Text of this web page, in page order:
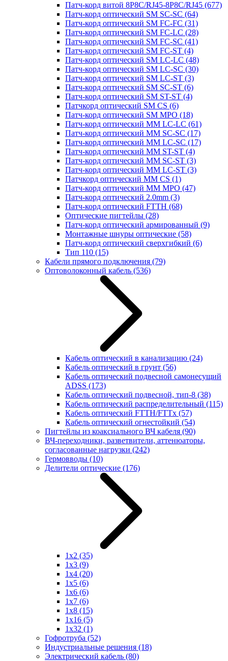
Патч-корд витой 8P8C/RJ45-8P8C/RJ45 (677)
Патч-корд оптический SM SC-SC (64)
Патч-корд оптический SM FC-FC (31)
Патч-корд оптический SM FC-LC (28)
Патч-корд оптический SM FC-SC (41)
Патч-корд оптический SM FC-ST (4)
Патч-корд оптический SM LC-LC (48)
Патч-корд оптический SM LC-SC (30)
Патч-корд оптический SM LC-ST (3)
Патч-корд оптический SM SC-ST (6)
Патч-корд оптический SM ST-ST (4)
Патчкорд оптический SM CS (6)
Патч-корд оптический SM MPO (18)
Патч-корд оптический MM LC-LC (61)
Патч-корд оптический MM SC-SC (17)
Патч-корд оптический MM LC-SC (17)
Патч-корд оптический MM ST-ST (4)
Патч-корд оптический MM SC-ST (3)
Патч-корд оптический MM LC-ST (3)
Патчкорд оптический MM CS (1)
Патч-корд оптический MM MPO (47)
Патч-корд оптический 2.0mm (3)
Патч-корд оптический FTTH (68)
Оптические пигтейлы (28)
Патч-корд оптический армированный (9)
Монтажные шнуры оптические (58)
Патч-корд оптический сверхгибкий (6)
Тип 110 (15)
Кабели прямого подключения (79)
Оптоволоконный кабель (536)
Кабель оптический в канализацию (24)
Кабель оптический в грунт (56)
Кабель оптический подвесной самонесущий
ADSS (173)
Кабель оптический подвесной, тип-8 (38)
Кабель оптический распределительный (115)
Кабель оптический FTTH/FTTx (57)
Кабель оптический огнестойкий (54)
Пигтейлы из коаксиального ВЧ кабеля (90)
ВЧ-переходники, разветвители, аттенюаторы,
согласованные нагрузки (242)
Гермовводы (10)
Делители оптические (176)
1x2 (35)
1x3 (9)
1x4 (20)
1x5 (6)
1x6 (6)
1x7 (6)
1x8 (15)
1x16 (5)
1x32 (1)
Гофротруба (52)
Индустриальные решения (18)
Электрический кабель (80)